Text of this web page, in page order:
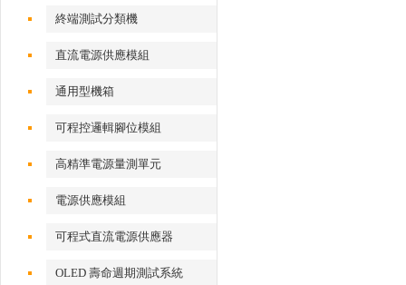
Test System
終端測試分類機
直流電源供應模組
通用型機箱
可程控邏輯腳位模組
高精準電源量測單元
電源供應模組
可程式直流電源供應器
OLED 壽命週期測試系統